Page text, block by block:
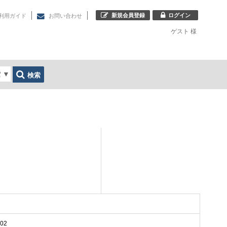
用ガイド お問い合わせ 新規会員登録 ログイン
ゲスト 様
▼ 検索